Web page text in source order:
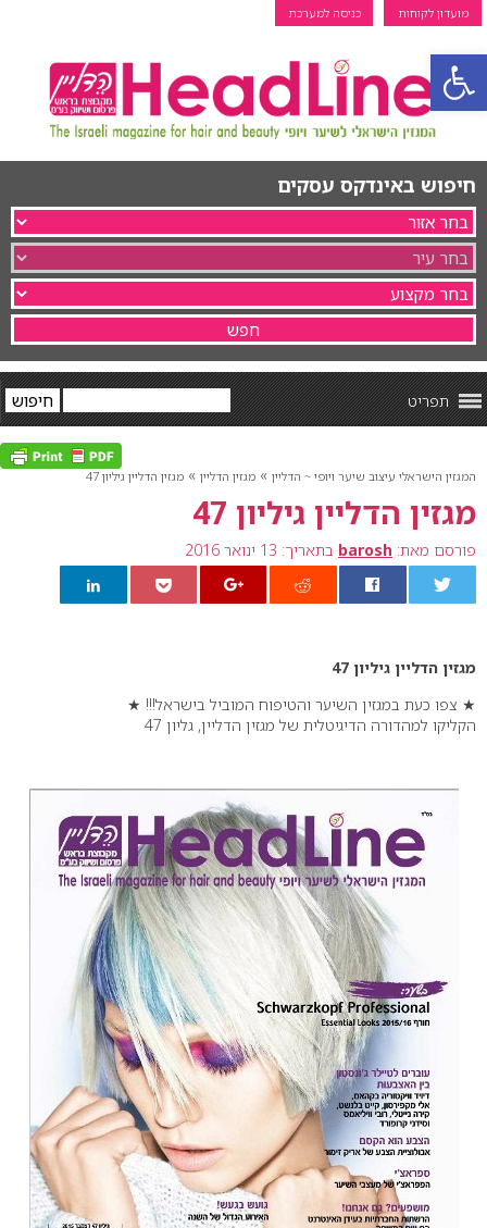
פתח סרגל נגישות
מועדון לקוחות כניסה למערכת
חיפוש באינדקס עסקים
תפריט
המגזין הישראלי עיצוב שיער ויופי ~ הדליין » מגזין הדליין » מגזין הדליין גיליון 47
מגזין הדליין גיליון 47
פורסם מאת: barosh בתאריך: 13 ינואר 2016
מגזין הדליין גיליון 47
★ צפו כעת במגזין השיער והטיפוח המוביל בישראל!!! ★
הקליקו למהדורה הדיגיטלית של מגזין הדליין, גליון 47